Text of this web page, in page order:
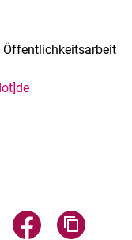
Öffentlichkeitsarbeit
E-Mail teilen
Seite über WhatsApp
Seite über